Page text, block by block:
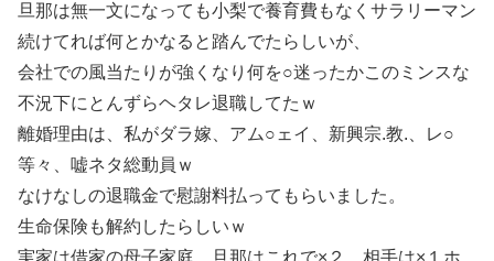
旦那は無一文になっても小梨で養育費もなくサラリーマン
続けてれば何とかなると踏んでたらしいが、
会社での風当たりが強くなり何を○迷ったかこのミンスな
不況下にとんずらヘタレ退職してたｗ
離婚理由は、私がダラ嫁、アム○ェイ、新興宗.教.、レ○
等々、嘘ネタ総動員ｗ
なけなしの退職金で慰謝料払ってもらいました。
生命保険も解約したらしいｗ
実家は借家の母子家庭、旦那はこれで×２、相手は×１ホ